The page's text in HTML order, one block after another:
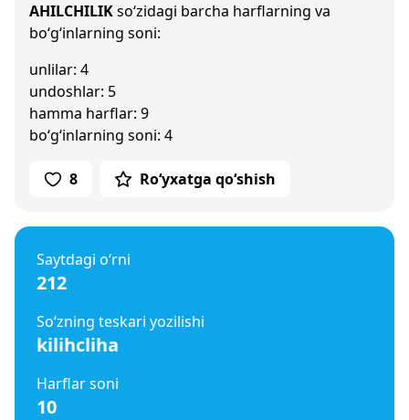
AHILCHILIKso‘zidagi barcha harflarning va
bo‘g‘inlarning soni:
unlilar: 4
undoshlar: 5
hamma harflar: 9
bo‘g‘inlarning soni: 4
8 Ro‘yxatga qo‘shish
Saytdagi o‘rni
212
So‘zning teskari yozilishi
kilihcliha
Harflar soni
10